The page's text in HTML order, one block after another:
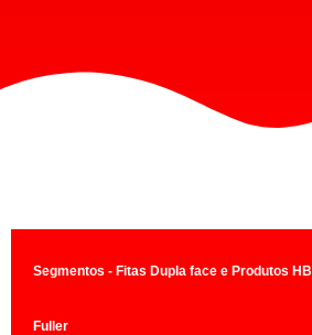
Segmentos - Fitas Dupla face e Produtos HB
Fuller